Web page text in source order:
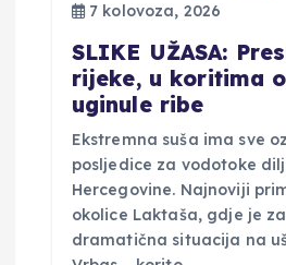
7 kolovoza, 2026
SLIKE UŽASA:
rijeke, u koritima
uginule ribe
Ekstremna suša ima sve
posljedice za vodotoke
Hercegovine. Najnoviji
okolice Laktaša, gdje je
dramatična situacija na